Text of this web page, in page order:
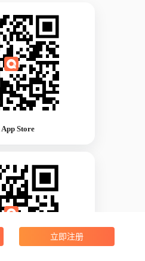
App Store
立即注册